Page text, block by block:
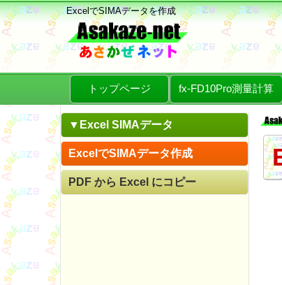
ExcelでSIMAデータを作成
トップページ fx-FD10Pro測量計算
▼Excel SIMAデータ
ExcelでSIMAデータ作成
PDF から Excel にコピー